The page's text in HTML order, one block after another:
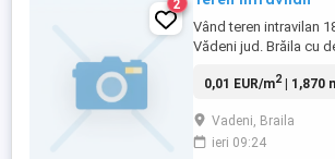
2
Vând teren intravilan
Vădeni jud. Brăila cu
posibilitate racordare
0,01 EUR/m2| 1,870
Vadeni, Braila
ieri 09:24